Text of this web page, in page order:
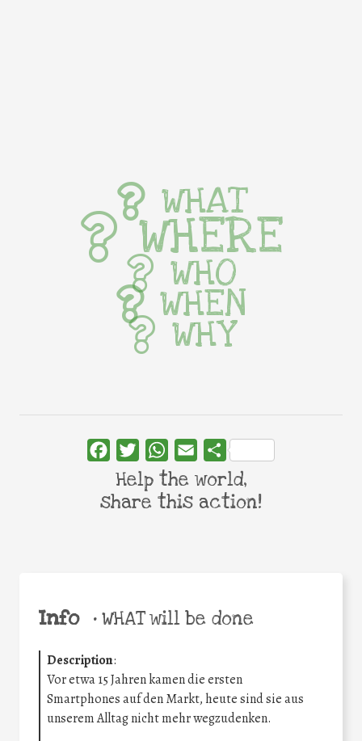
Info •WHAT will be done
Description:
Vor etwa 15 Jahren kamen die ersten
Smartphones auf den Markt, heute sind sie aus
unserem Alltag nicht mehr wegzudenken.
WHAT
WHERE
WHO
WHEN
WHY
FacebookTwitterWhatsApp
Email Share
Help the world,
share this action!